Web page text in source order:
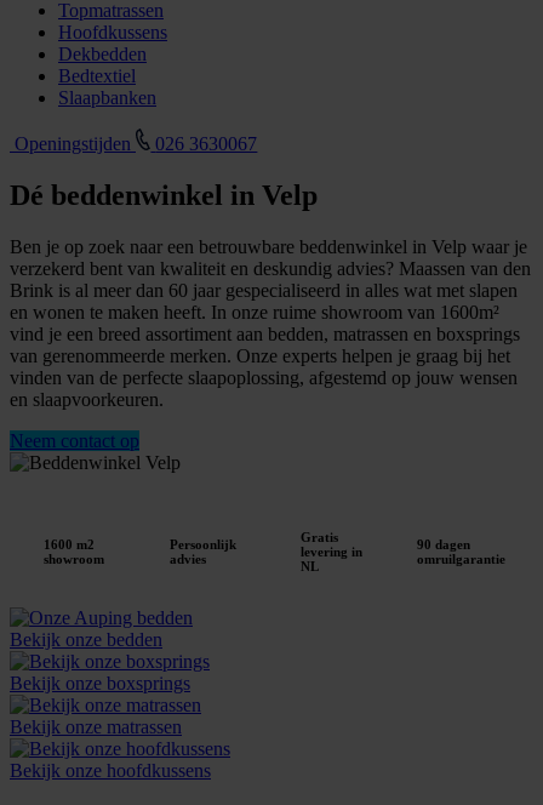
Topmatrassen
Hoofdkussens
Dekbedden
Bedtextiel
Slaapbanken
Openingstijden 026 3630067
Dé beddenwinkel in Velp
Ben je op zoek naar een betrouwbare beddenwinkel in Velp waar je
verzekerd bent van kwaliteit en deskundig advies? Maassen van den
Brink is al meer dan 60 jaar gespecialiseerd in alles wat met slapen
en wonen te maken heeft. In onze ruime showroom van 1600m²
vind je een breed assortiment aan bedden, matrassen en boxsprings
van gerenommeerde merken. Onze experts helpen je graag bij het
vinden van de perfecte slaapoplossing, afgestemd op jouw wensen
en slaapvoorkeuren.
Neem contact op
1600 m2
showroom
Persoonlijk
advies
Gratis
levering in
NL
90 dagen
omruilgarantie
Bekijk onze bedden
Bekijk onze boxsprings
Bekijk onze matrassen
Bekijk onze hoofdkussens